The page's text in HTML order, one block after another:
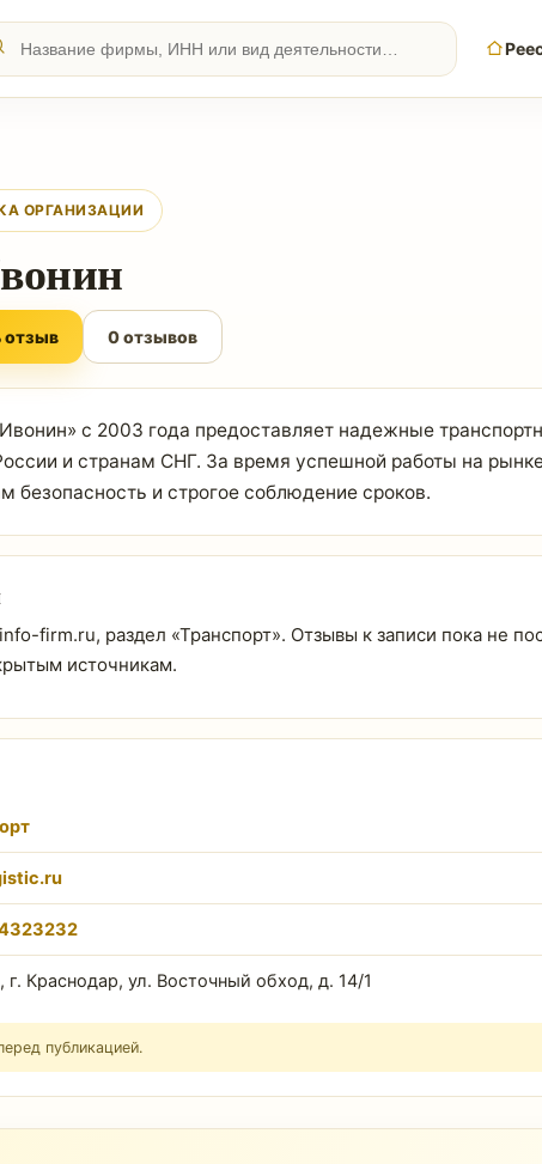
ОРГАНИЗАЦИИ
отзыв 0 отзывов
с 2003 года предоставляет надежные
и странам СНГ. За время успешной работы на
безопасность и строгое соблюдение сроков.
firm.ru, раздел «Транспорт». Отзывы к записи пока не
источникам.
г. Краснодар, ул. Восточный обход, д. 14/1
публикацией.